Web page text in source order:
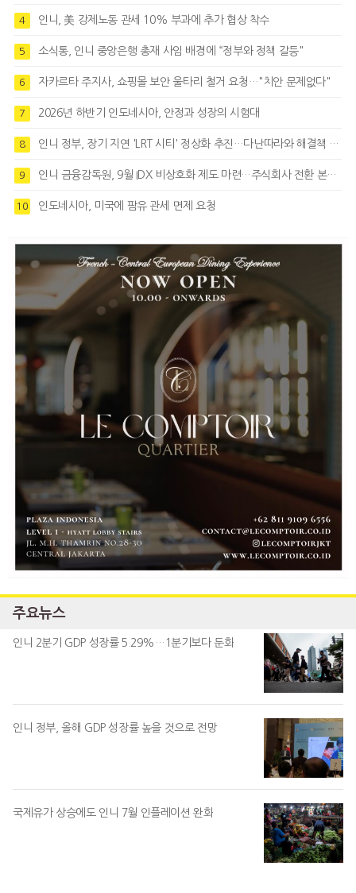
4 인니, 美 강제노동 관세 10% 부과에 추가 협상 착수
5 소식통, 인니 중앙은행 총재 사임 배경에 “정부와 정책 갈등"
6 자카르타 주지사, 쇼핑몰 보안 울타리 철거 요청…"치안 문제없다"
7 2026년 하반기 인도네시아, 안정과 성장의 시험대
8 인니 정부, 장기 지연 'LRT 시티' 정상화 추진…다난따라와 해결책 모색
9 인니 금융감독원, 9월 IDX 비상호화 제도 마련…주식회사 전환 본격화
10 인도네시아, 미국에 팜유 관세 면제 요청
주요뉴스
인니 2분기 GDP 성장률 5.29%…1분기보다 둔화
인니 정부, 올해 GDP 성장률 높을 것으로 전망
국제유가 상승에도 인니 7월 인플레이션 완화